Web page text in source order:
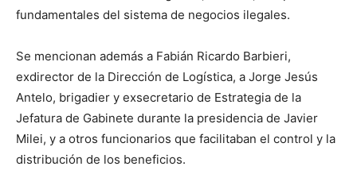
fundamentales del sistema de negocios ilegales.
Se mencionan además a Fabián Ricardo Barbieri,
exdirector de la Dirección de Logística, a Jorge Jesús
Antelo, brigadier y exsecretario de Estrategia de la
Jefatura de Gabinete durante la presidencia de Javier
Milei, y a otros funcionarios que facilitaban el control y la
distribución de los beneficios.